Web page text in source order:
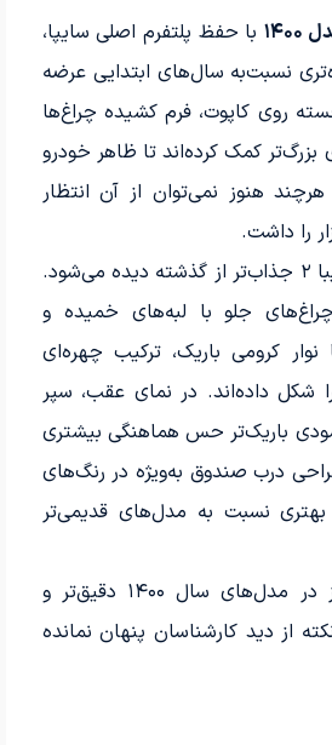
با حفظ پلتفرم اصلی سایپا،
نسبت‌به سال‌های ابتدایی عرضه
روی کاپوت، فرم کشیده چراغ‌ها
کمک کرده‌اند تا ظاهر خودرو
هنوز نمی‌توان از آن انتظار
را داشت.
از نمای سه‌ربع جلو، تیبا ۲ جذاب‌تر از گذشته دیده می‌شود.
جلو با لبه‌های خمیده و
کرومی باریک، ترکیب چهره‌ای
شکل داده‌اند. در نمای عقب، سپر
باریک‌تر حس هماهنگی بیشتری
درب صندوق به‌ویژه در رنگ‌های
نسبت به مدل‌های قدیمی‌تر
پوشش رنگ بدنه نیز در مدل‌های سال ۱۴۰۰ دقیق‌تر و
از دید کارشناسان پنهان نمانده